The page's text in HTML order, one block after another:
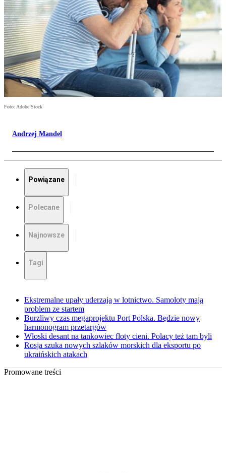
Foto: Adobe Stock
Andrzej Mandel
Powiązane
Polecane
Najnowsze
Tagi
Ekstremalne upały uderzają w lotnictwo. Samoloty mają
problem ze startem
Burzliwy czas megaprojektu Port Polska. Będzie nowy
harmonogram przetargów
Włoski desant na tankowiec floty cieni. Polacy też tam byli
Rosja szuka nowych szlaków morskich dla eksportu po
ukraińskich atakach
Promowane treści